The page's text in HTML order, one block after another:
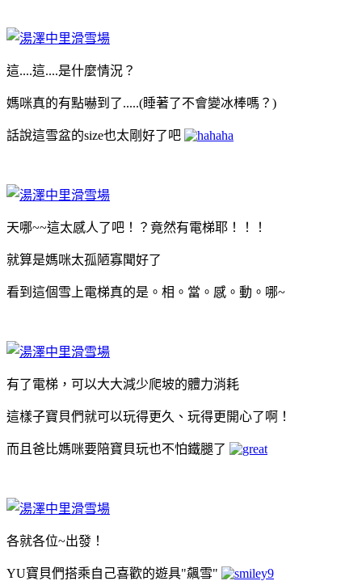
這....這....是什麼情況？
媽咪真的有點嚇到了.....(睡著了不會變冰棒嗎？)
話說這雪盆的size也太剛好了吧
天哪~~這太感人了吧！？竟然有電梯耶！！！
就算是媽咪太孤陋寡聞好了
看到這個雪上電梯真的是。相。當。感。動。哪~
有了電梯，可以大大減少爬坡的體力消耗
這樣子寶貝們就可以玩得更久、玩得更開心了啊！
而且爸比媽咪要陪寶貝玩也不怕鐵腿了
各就各位~出發！
YU寶貝們搭乘自己喜歡的遊具"飆雪"